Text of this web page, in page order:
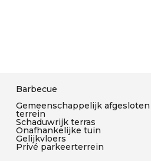
Barbecue
Gemeenschappelijk afgesloten
terrein
Schaduwrijk terras
Onafhankelijke tuin
Gelijkvloers
Privé parkeerterrein